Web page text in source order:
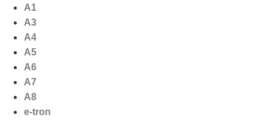
naar
inhoud
A1
A3
A4
A5
A6
A7
A8
e-tron